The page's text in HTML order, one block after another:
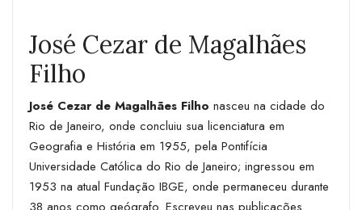
José Cezar de Magalhães
Filho
José Cezar de Magalhães Filho nasceu na cidade do
Rio de Janeiro, onde concluiu sua licenciatura em
Geografia e História em 1955, pela Pontifícia
Universidade Católica do Rio de Janeiro; ingressou em
1953 na atual Fundação IBGE, onde permaneceu durante
38 anos como geógrafo. Escreveu nas publicações